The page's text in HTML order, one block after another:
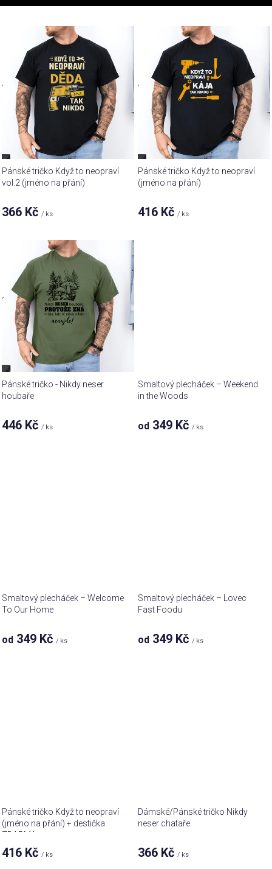
k
s
d
u
k
ů
Pánské tričko Když to neopraví
vol.2 (jméno na přání)
366 Kč/ ks
Pánské tričko Když to neopraví
(jméno na přání)
416 Kč/ ks
Pánské tričko - Nikdy neser
houbaře
446 Kč/ ks
Smaltový plecháček – Weekend
in the Woods
od 349 Kč/ ks
Smaltový plecháček – Welcome
To Our Home
od 349 Kč/ ks
Smaltový plecháček – Lovec
Fast Foodu
od 349 Kč/ ks
Pánské tričko Když to neopraví
(jméno na přání) + destička
ZDARMA
416 Kč / ks
Dámské/Pánské tričko Nikdy
neser chataře
366 Kč / ks